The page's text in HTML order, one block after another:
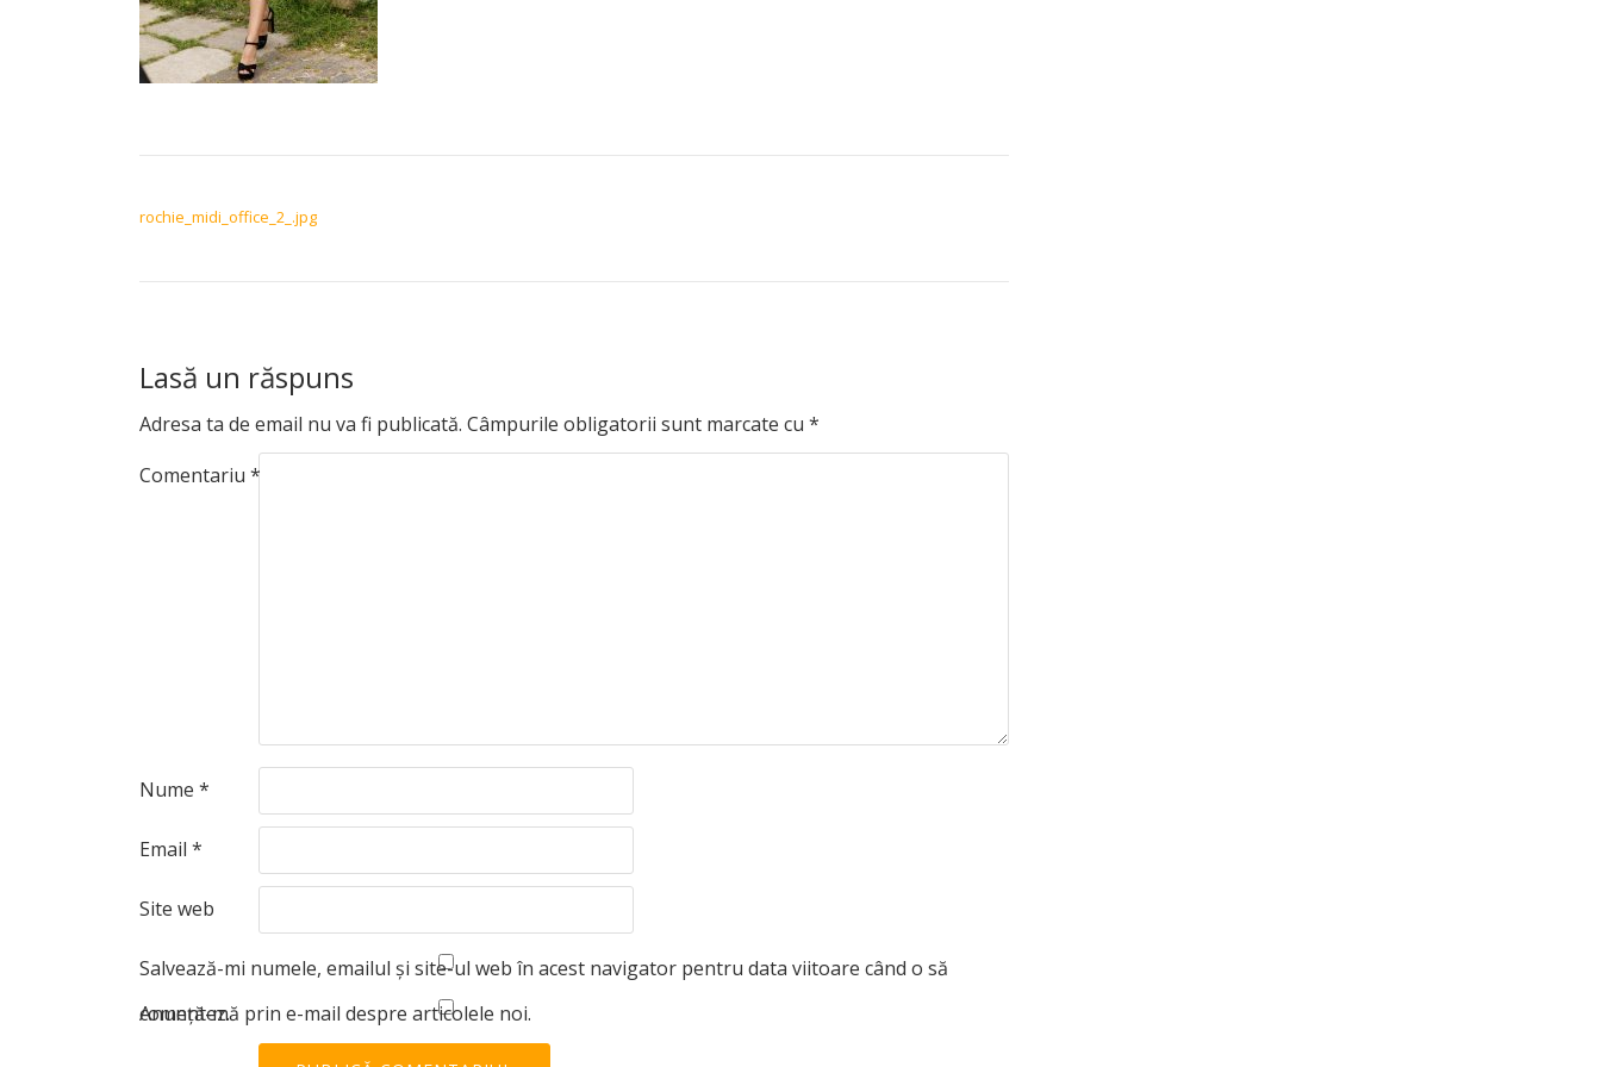
rochie_midi_office_2_.jpg
Lasă un răspuns
Adresa ta de email nu va fi publicată. Câmpurile obligatorii sunt marcate cu *
Comentariu *
Nume *
Email *
Site web
Salvează-mi numele, emailul și site-ul web în acest navigator pentru data viitoare când o să
comentez.
Anunță-mă prin e-mail despre articolele noi.